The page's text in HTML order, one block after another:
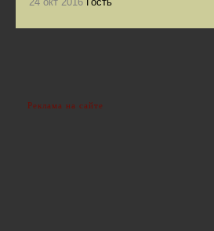
Реклама на сайте